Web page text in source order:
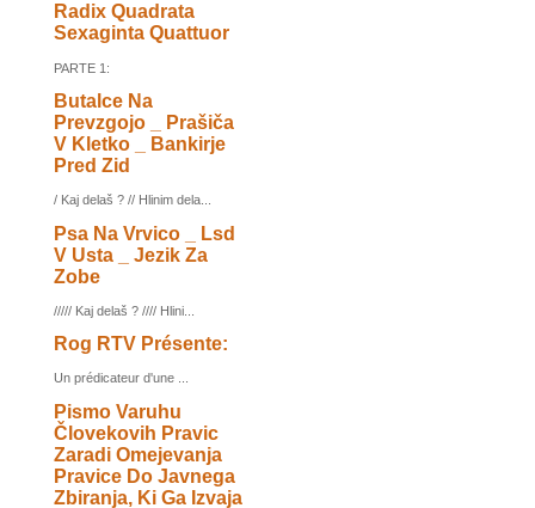
Radix Quadrata
Sexaginta Quattuor
PARTE 1:
Butalce Na
Prevzgojo _ Prašiča
V Kletko _ Bankirje
Pred Zid
/ Kaj delaš ? // Hlinim dela...
Psa Na Vrvico _ Lsd
V Usta _ Jezik Za
Zobe
///// Kaj delaš ? //// Hlini...
Rog RTV Présente:
Un prédicateur d'une ...
Pismo Varuhu
Človekovih Pravic
Zaradi Omejevanja
Pravice Do Javnega
Zbiranja, Ki Ga Izvaja